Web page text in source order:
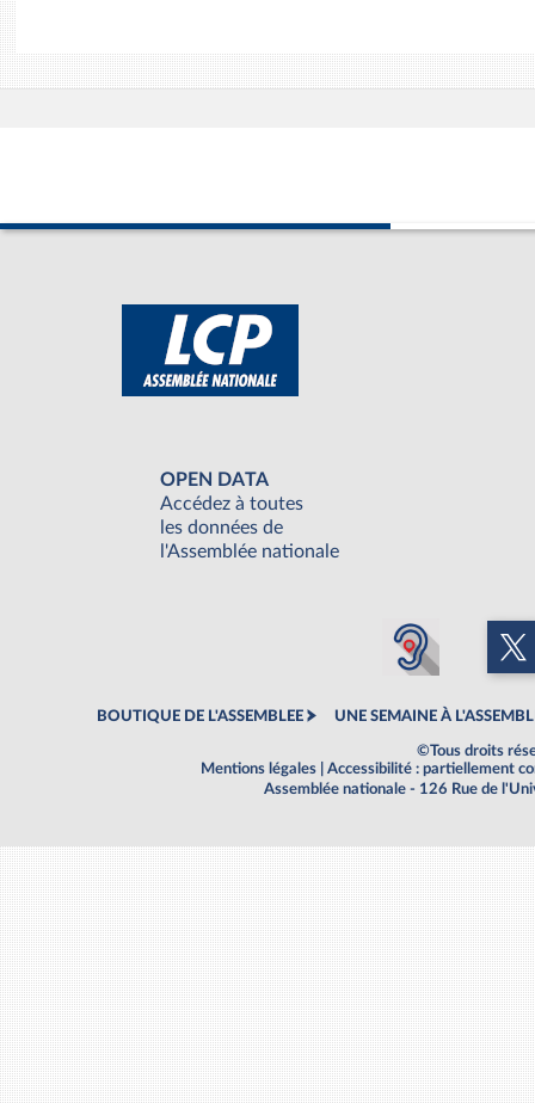
OPEN DATA
Accédez à toutes
les données de
l'Assemblée nationale
BOUTIQUE DE L'ASSEMBLEE UNE SEMAINE À
©Tous droits
Mentions légales
Accessibilité : partiellement
Assemblée nationale - 126 Rue de